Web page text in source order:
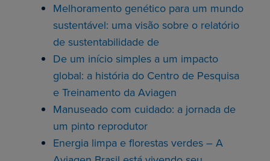
Melhoramento genético para um mundo
sustentável: uma visão sobre o relatório
de sustentabilidade de
De um início simples a um impacto
global: a história do Centro de Pesquisa
e Treinamento da Aviagen
Manuseado com cuidado: a jornada de
um pinto reprodutor
Energia limpa e florestas verdes – A